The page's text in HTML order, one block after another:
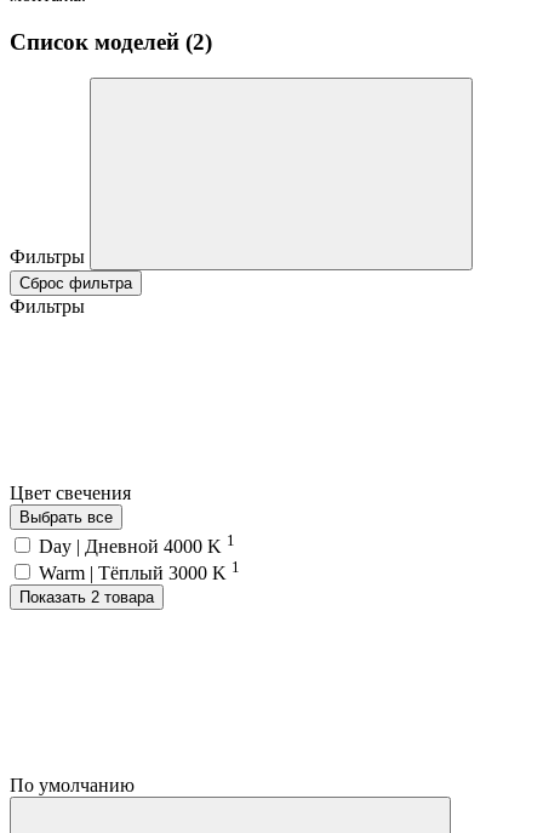
Список моделей (2)
Фильтры
Сброс фильтра
Фильтры
Цвет свечения
Выбрать все
Day | Дневной 4000 K 1
Warm | Тёплый 3000 K 1
Показать 2 товара
По умолчанию